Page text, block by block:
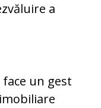
a
un gest